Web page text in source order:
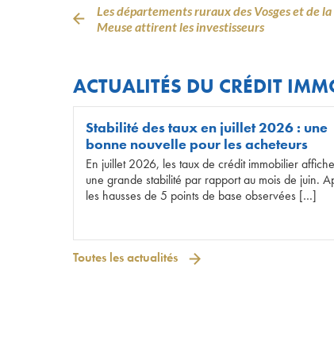
Les départements ruraux des Vosges et de la
Meuse attirent les investisseurs
ACTUALITÉS DU CRÉDIT
Stabilité des taux en juillet 2026 : une
bonne nouvelle pour les acheteurs
En juillet 2026, les taux de crédit immobilier
une grande stabilité par rapport au mois de juin.
les hausses de 5 points de base observées […]
Toutes les actualités